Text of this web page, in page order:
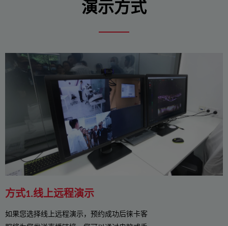
演示方式
方式1.线上远程演示
如果您选择线上远程演示，预约成功后徕卡客